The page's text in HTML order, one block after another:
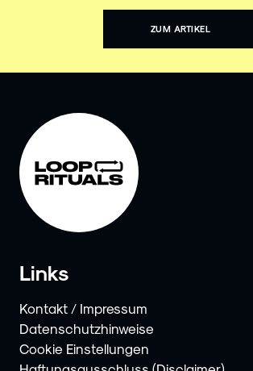
ZUM ARTIKEL
Links
Kontakt / Impressum
Datenschutzhinweise
Cookie Einstellungen